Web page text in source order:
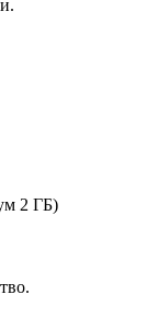
2 ГБ)